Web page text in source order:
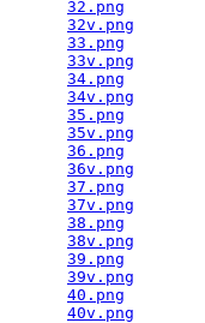
32.png
32v.png
33.png
33v.png
34.png
34v.png
35.png
35v.png
36.png
36v.png
37.png
37v.png
38.png
38v.png
39.png
39v.png
40.png
40v.png